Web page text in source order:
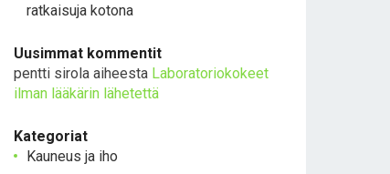
ratkaisuja kotona
Uusimmat kommentit
pentti sirola aiheesta Laboratoriokokeet
ilman lääkärin lähetettä
Kategoriat
Kauneus ja iho